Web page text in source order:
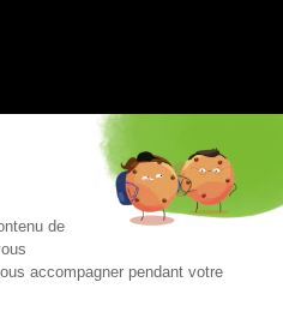
Mentions légales
CGV